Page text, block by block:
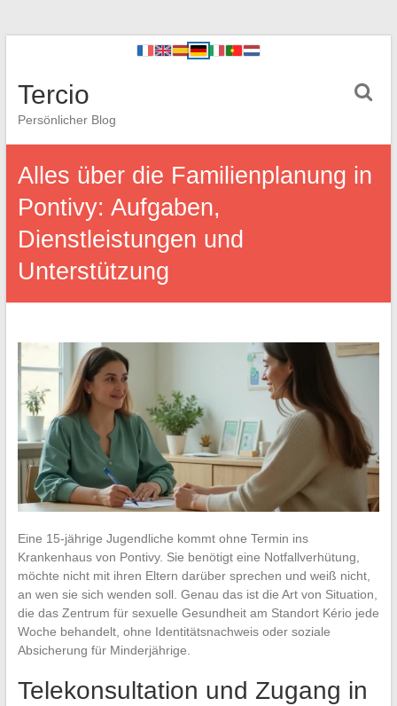
Tercio
Persönlicher Blog
Alles über die Familienplanung in
Pontivy: Aufgaben,
Dienstleistungen und
Unterstützung
Eine 15-jährige Jugendliche kommt ohne Termin ins
Krankenhaus von Pontivy. Sie benötigt eine Notfallverhütung,
möchte nicht mit ihren Eltern darüber sprechen und weiß nicht,
an wen sie sich wenden soll. Genau das ist die Art von Situation,
die das Zentrum für sexuelle Gesundheit am Standort Kério jede
Woche behandelt, ohne Identitätsnachweis oder soziale
Absicherung für Minderjährige.
Telekonsultation und Zugang in